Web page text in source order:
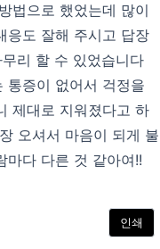
법으로 했었는데 많이
응도 잘해 주시고 답장
리 할 수 있었습니다
통증이 없어서 걱정을
제대로 지워졌다고 하
오셔서 마음이 되게 불
마다 다른 것 같아여!!
인쇄